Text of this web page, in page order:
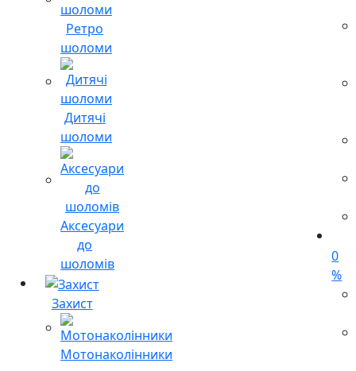
Ретро
шоломи
Дитячі
шоломи
Аксесуари
до
шоломів
Захист
Мотонаколінники
0
%